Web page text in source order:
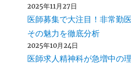
2025年11月27日
医師募集で大注目！非常勤
その魅力を徹底分析
2025年10月24日
医師求人精神科が急増中の